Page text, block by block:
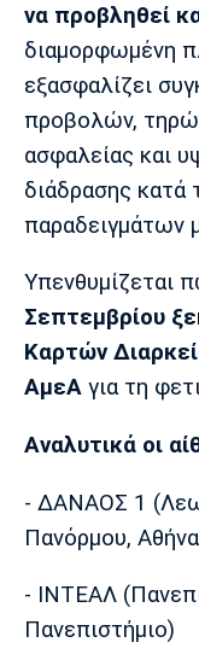
να προβληθεί
διαμορφωμένη
εξασφαλίζει
προβολών,
ασφαλείας και
διάδρασης κατά
παραδειγμάτων
Υπενθυμίζεται
Σεπτεμβρίου
Καρτών
ΑμεΑ για τη
Αναλυτικά οι
- ΔΑΝΑΟΣ 1
Πανόρμου,
- ΙΝΤΕΑΛ
Πανεπιστήμιο)